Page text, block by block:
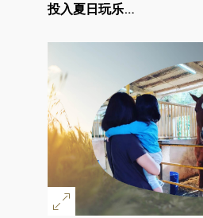
投入夏日玩乐…